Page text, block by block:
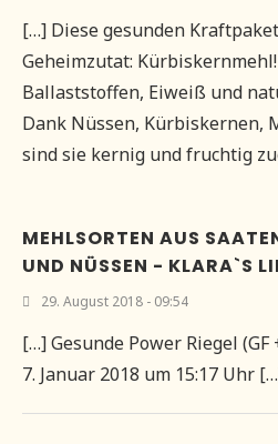
[…] Diese gesunden
Geheimzutat:
Ballaststoffen, Eiweiß und
Dank Nüssen, Kürbiskernen,
sind sie kernig und fruchtig
MEHLSORTEN AUS
UND NÜSSEN - KLARA`S
29. August 2018 - 09:54
[…] Gesunde Power Riegel (GF
7. Januar 2018 um 15:17 Uhr